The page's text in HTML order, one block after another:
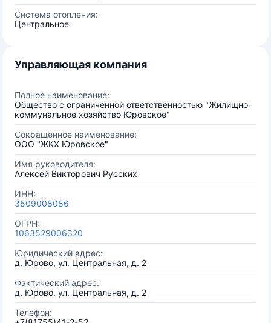
Система отопления:
Центральное
Управляющая компания
Полное наименование:
Общество с ограниченной ответственностью "Жилищно-
коммунальное хозяйство Юровское"
Сокращенное наименование:
ООО "ЖКХ Юровское"
Имя руководителя:
Алексей Викторович Русских
ИНН:
3509008086
ОГРН:
1063529006320
Юридический адрес:
д. Юрово, ул. Центральная, д. 2
Фактический адрес:
д. Юрово, ул. Центральная, д. 2
Телефон: